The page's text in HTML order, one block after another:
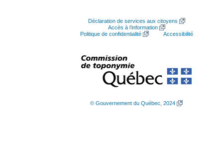
Déclaration de services aux citoyens
Accès à l’information
Politique de confidentialité
Accessibilité
© Gouvernement du Québec, 2024